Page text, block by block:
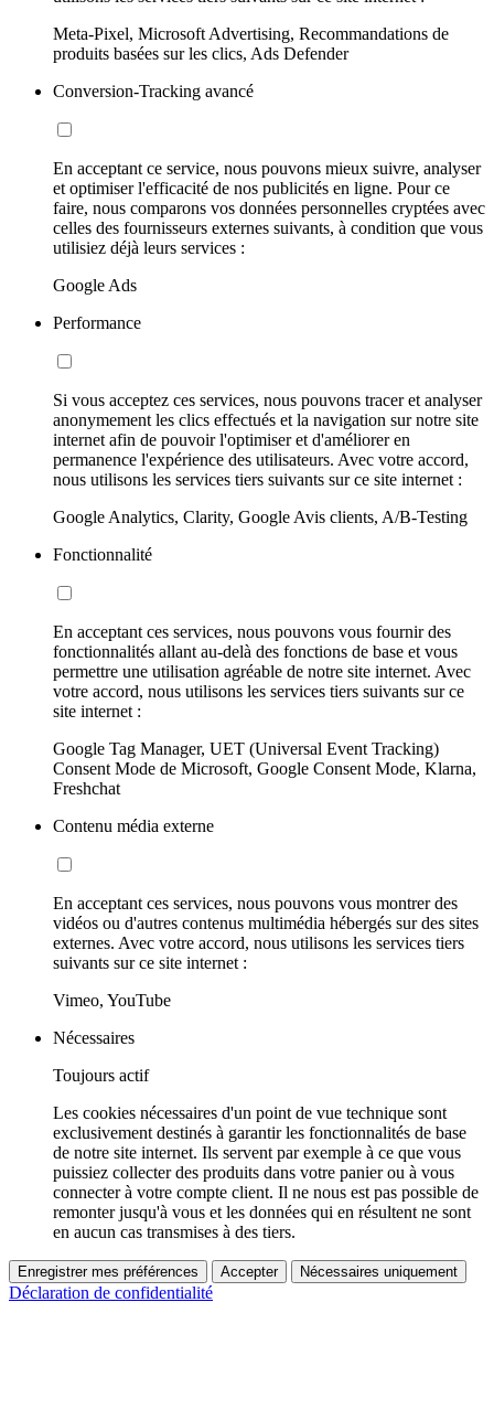
Meta-Pixel, Microsoft Advertising, Recommandations de
produits basées sur les clics, Ads Defender
Conversion-Tracking avancé
En acceptant ce service, nous pouvons mieux suivre, analyser
et optimiser l'efficacité de nos publicités en ligne. Pour ce
faire, nous comparons vos données personnelles cryptées avec
celles des fournisseurs externes suivants, à condition que vous
utilisiez déjà leurs services :
Google Ads
Performance
Si vous acceptez ces services, nous pouvons tracer et analyser
anonymement les clics effectués et la navigation sur notre site
internet afin de pouvoir l'optimiser et d'améliorer en
permanence l'expérience des utilisateurs. Avec votre accord,
nous utilisons les services tiers suivants sur ce site internet :
Google Analytics, Clarity, Google Avis clients, A/B-Testing
Fonctionnalité
En acceptant ces services, nous pouvons vous fournir des
fonctionnalités allant au-delà des fonctions de base et vous
permettre une utilisation agréable de notre site internet. Avec
votre accord, nous utilisons les services tiers suivants sur ce
site internet :
Google Tag Manager, UET (Universal Event Tracking)
Consent Mode de Microsoft, Google Consent Mode, Klarna,
Freshchat
Contenu média externe
En acceptant ces services, nous pouvons vous montrer des
vidéos ou d'autres contenus multimédia hébergés sur des sites
externes. Avec votre accord, nous utilisons les services tiers
suivants sur ce site internet :
Vimeo, YouTube
Nécessaires
Toujours actif
Les cookies nécessaires d'un point de vue technique sont
exclusivement destinés à garantir les fonctionnalités de base
de notre site internet. Ils servent par exemple à ce que vous
puissiez collecter des produits dans votre panier ou à vous
connecter à votre compte client. Il ne nous est pas possible de
remonter jusqu'à vous et les données qui en résultent ne sont
en aucun cas transmises à des tiers.
Enregistrer mes préférences Accepter Nécessaires uniquement
Déclaration de confidentialité